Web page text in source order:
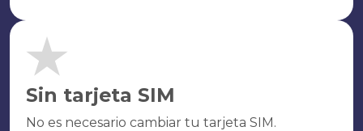
Sin tarjeta SIM
No es necesario cambiar tu tarjeta SIM.